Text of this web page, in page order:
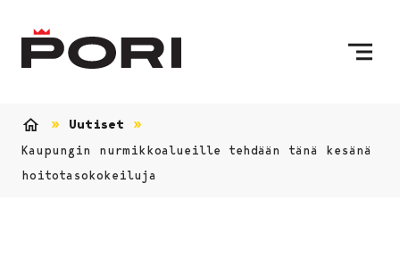
Uutiset
Kaupungin nurmikkoalueille tehdään tänä kesänä
hoitotasokokeiluja